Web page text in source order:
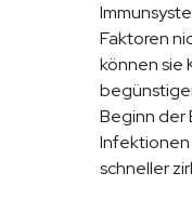
Faktoren
können sie
Beginn der
schneller